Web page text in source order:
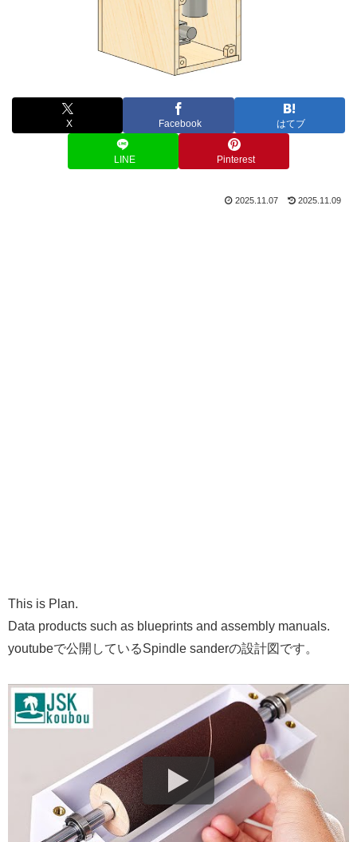
X Facebook はてブ
LINE Pinterest
2025.11.07 2025.11.09
This is Plan.
Data products such as blueprints and assembly manuals.
youtubeで公開しているSpindle sanderの設計図です。